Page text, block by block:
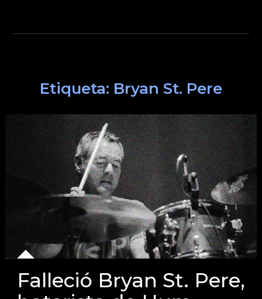
Etiqueta: Bryan St. Pere
Falleció Bryan St. Pere,